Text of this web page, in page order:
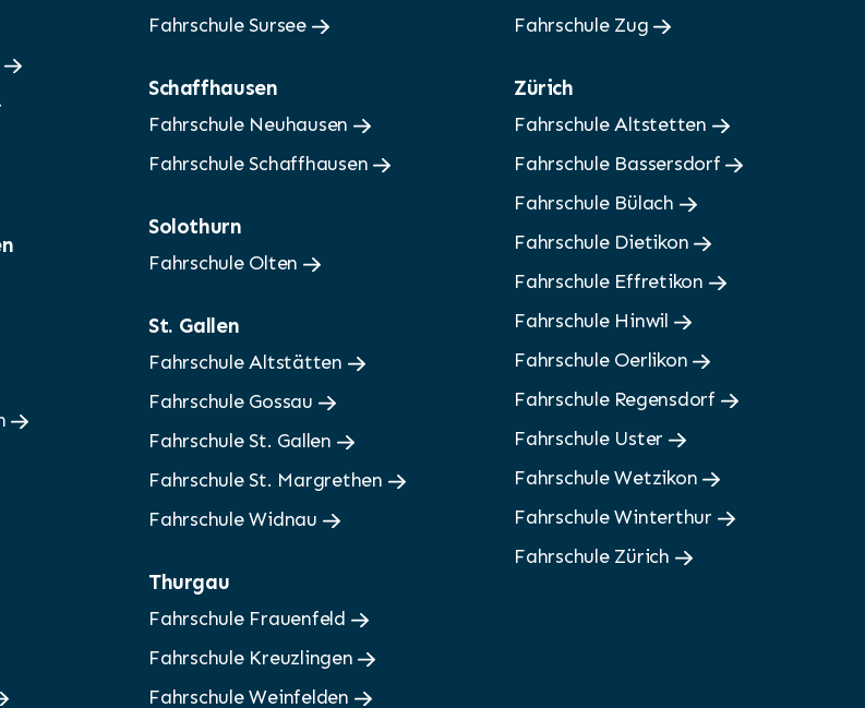
Fahrschule Sursee
Schaffhausen
Fahrschule Neuhausen
Fahrschule Schaffhausen
Solothurn
Fahrschule Olten
St. Gallen
Fahrschule Altstätten
Fahrschule Gossau
Fahrschule St. Gallen
Fahrschule St. Margrethen
Fahrschule Widnau
Thurgau
Fahrschule Frauenfeld
Fahrschule Kreuzlingen
Fahrschule Weinfelden
Fahrschule Zug
Zürich
Fahrschule Altstetten
Fahrschule Bassersdorf
Fahrschule Bülach
Fahrschule Dietikon
Fahrschule Effretikon
Fahrschule Hinwil
Fahrschule Oerlikon
Fahrschule Regensdorf
Fahrschule Uster
Fahrschule Wetzikon
Fahrschule Winterthur
Fahrschule Zürich